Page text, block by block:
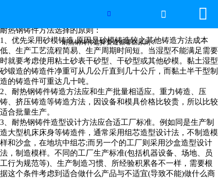
网站首页
2026年国际足联世界杯
产品中心
服务优势
工程案例
厂容厂景

耐热钢铸件选择要遵循哪些原则？
 
耐热钢铸件选择要遵循哪些原则？
耐热钢铸件方法选择的原则：
1、优先采用砂模铸造,原因是砂模铸造较之其他铸造方法成本
低、生产工艺流程简易、生产周期时间短。当湿型不能满足需要
时就要考虑使用粘土砂表干砂型、干砂型或其他砂模。黏土湿型
砂锻造的铸造件净重可从几公斤直到几十公斤，而黏土半干型制
造的铸造件可重达几十吨。
2、耐热钢铸件铸造方法应和生产批量相适应。重力铸造、压
铸、挤压铸造等铸造方法，因设备和模具价格比较贵，所以比较
适合批量生产。
3、耐热钢铸件造型设计方法应合适工厂标准。例如同是生产制
造大型机床床身等铸造件，通常采用组芯造型设计法，不制造模
样和沙盒，在地坑中组芯;而另一个的工厂则采用沙盒造型设计
法，制造模样。不同的工厂生产标准(包括机器设备、场地、员
工行为规范等)、生产制造习惯、所经验积累各不一样，需要根
据这个条件考虑到适合做什么产品与不适宜(导致不能)做什么商